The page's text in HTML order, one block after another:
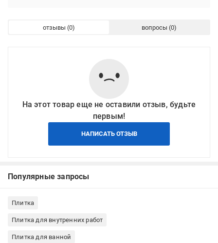
отзывы вопросы
На этот товар еще не оставили отзыв, будьте
первым!
НАПИСАТЬ ОТЗЫВ
Популярные запросы
Плитка
Плитка для внутренних работ
Плитка для ванной